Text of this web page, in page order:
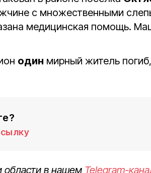
с множественными
медицинская помощь.
один мирный житель погиб,
области в нашем Telegram-